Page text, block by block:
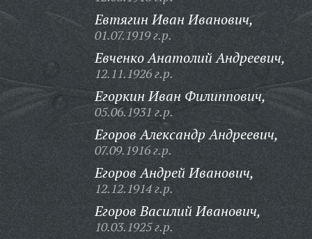
Евтягин Иван Иванович,
01.07.1919 г.р.
Евченко Анатолий Андреевич,
12.11.1926 г.р.
Егоркин Иван Филиппович,
05.06.1931 г.р.
Егоров Александр Андреевич,
07.09.1916 г.р.
Егоров Андрей Иванович,
12.12.1914 г.р.
Егоров Василий Иванович,
10.03.1925 г.р.